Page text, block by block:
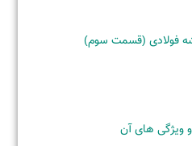
فولادی (قسمت سوم)
ویژگی‌ های آن